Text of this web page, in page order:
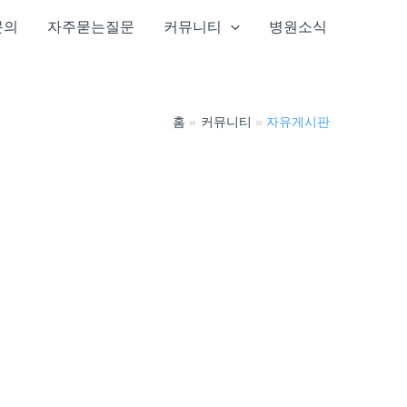
자주묻는질문 커뮤니티 병원소식
홈 커뮤니티 자유게시판